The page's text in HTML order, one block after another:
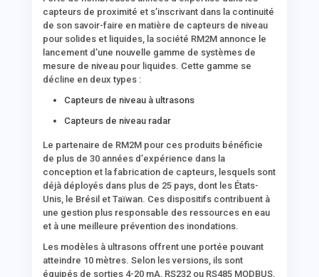
capteurs de proximité et s’inscrivant dans la continuité
de son savoir-faire en matière de capteurs de niveau
pour solides et liquides, la société RM2M annonce le
lancement d’une nouvelle gamme de systèmes de
mesure de niveau pour liquides. Cette gamme se
décline en deux types :
Capteurs de niveau à ultrasons
Capteurs de niveau radar
Le partenaire de RM2M pour ces produits bénéficie
de plus de 30 années d’expérience dans la
conception et la fabrication de capteurs, lesquels sont
déjà déployés dans plus de 25 pays, dont les États-
Unis, le Brésil et Taïwan. Ces dispositifs contribuent à
une gestion plus responsable des ressources en eau
et à une meilleure prévention des inondations.
Les modèles à ultrasons offrent une portée pouvant
atteindre 10 mètres. Selon les versions, ils sont
équipés de sorties 4-20 mA, RS232 ou RS485 MODBUS,